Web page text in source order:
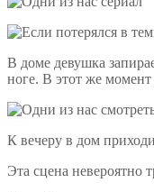
В доме девушка
ноге. В этот же момент
К вечеру в дом
Эта сцена невероятно